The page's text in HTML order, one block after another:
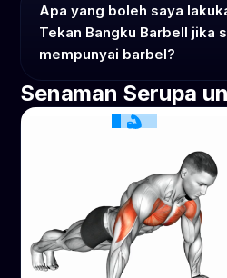
Apa yang boleh saya
Tekan Bangku Barbell jika
mempunyai barbel?
Senaman Serupa